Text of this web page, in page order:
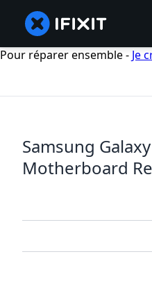
Pour réparer ensemble - Je
Samsung
Motherboard